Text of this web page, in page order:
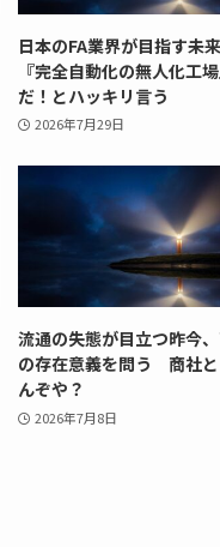
日本のFA業界が目指す未
『完全自動化の無人化工
だ！とハッキリ言う
2026年7月29日
流通の失態が目立つ昨今
の存在意義を問う 商社
んぞや？
2026年7月8日